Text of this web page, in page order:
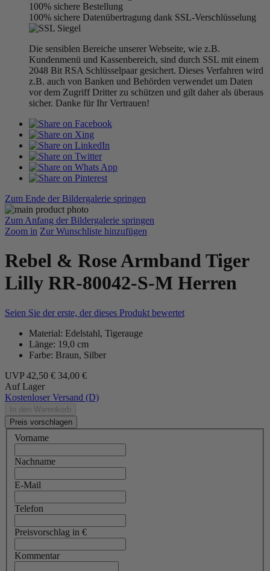
100% sichere Bestellung
100% sichere Datenübertragung dank SSL-Verschlüsselung
Die sensiblen Bereiche unserer Webseite, wie z.B.
Kundenmenü und Kassenbereich, sind durch SSL mit einem
2048 Bit RSA Schlüsselpaar gesichert. Dieses Verfahren wird
z.B. auch von Banken und Behörden verwendet um Daten
vor dem Zugriff Dritter zu schützen und gilt daher als überaus
sicher. Danke für Ihr Vertrauen!
Zum Ende der Bildergalerie springen
Zum Anfang der Bildergalerie springen
Zoom in Zur Wunschliste hinzufügen
Rebel & Rose Armband Tiger
Lilly RR-80042-S-M Herren
Seien Sie der erste, der dieses Produkt bewertet
Material: Edelstahl, Tigerauge
Länge: 19,0 cm
Farbe: Braun, Silber
UVP 42,50 € 34,00 €
Auf Lager
Kostenloser Versand (D)
In den Warenkorb
Preis vorschlagen
Vorname
Nachname
E-Mail
Telefon
Preisvorschlag in €
Kommentar